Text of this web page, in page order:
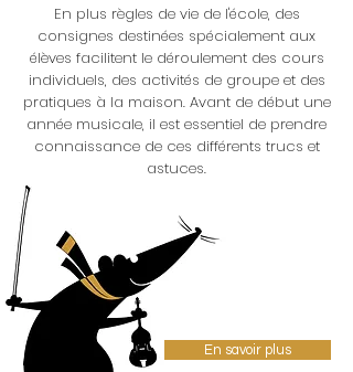
En plus règles de vie de l'école, des
consignes destinées spécialement aux
élèves facilitent le déroulement des cours
individuels, des activités de groupe et des
pratiques à la maison. Avant de début une
année musicale, il est essentiel de prendre
connaissance de ces différents trucs et
astuces.
En savoir plus